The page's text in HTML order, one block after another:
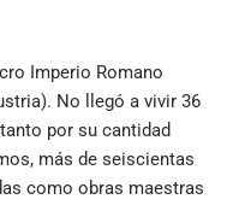
Imperio Romano
No llegó a vivir 36
por su cantidad
más de seiscientas
como obras maestras